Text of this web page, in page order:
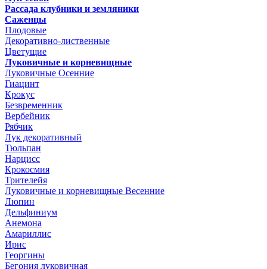
Рассада клубники и земляники
Саженцы
Плодовые
Декоративно-лиственные
Цветущие
Луковичные и корневищные
Луковичные Осенние
Гиацинт
Крокус
Безвременник
Вербейник
Рябчик
Лук декоративный
Тюльпан
Нарцисс
Крокосмия
Трителейя
Луковичные и корневищные Весенние
Люпин
Дельфиниум
Анемона
Амариллис
Ирис
Георгины
Бегония луковичная